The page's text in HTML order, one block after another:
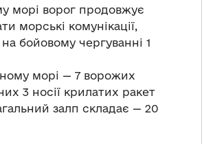
морі ворог продовжує
морські комунікації,
бойовому чергуванні 1
морі — 7 ворожих
3 носії крилатих ракет
залп складає — 20